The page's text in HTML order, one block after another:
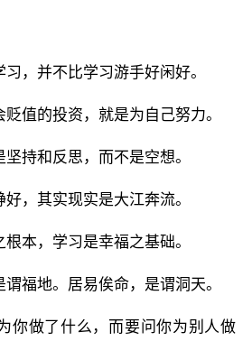
习，并不比学习游手好闲好。
贬值的投资，就是为自己努力。
坚持和反思，而不是空想。
好，其实现实是大江奔流。
根本，学习是幸福之基础。
谓福地。居易俟命，是谓洞天。
你做了什么，而要问你为别人做